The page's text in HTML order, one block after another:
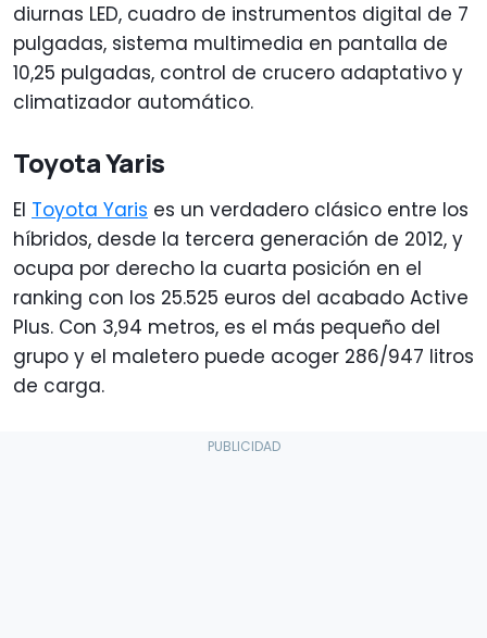
diurnas LED, cuadro de instrumentos digital de 7
pulgadas, sistema multimedia en pantalla de
10,25 pulgadas, control de crucero adaptativo y
climatizador automático.
Toyota Yaris
El Toyota Yaris es un verdadero clásico entre los
híbridos, desde la tercera generación de 2012, y
ocupa por derecho la cuarta posición en el
ranking con los 25.525 euros del acabado Active
Plus. Con 3,94 metros, es el más pequeño del
grupo y el maletero puede acoger 286/947 litros
de carga.